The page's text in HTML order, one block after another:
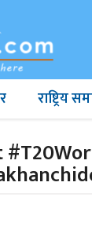
राष्ट्रिय